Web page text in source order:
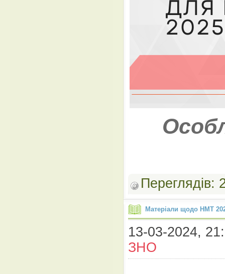
Матеріали щодо НМТ
13-03-2024,
ЗНО